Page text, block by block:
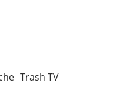
Trash TV